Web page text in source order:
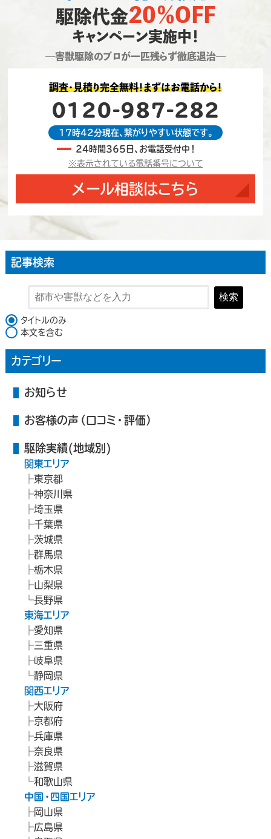
駆除代金20％OFF
キャンペーン実施中！
―害獣駆除のプロが一匹残らず徹底退治―
調査・見積り完全無料！まずはお電話から！
0120-987-282
17時42分現在、繋がりやすい状態です。
24時間365日、お電話受付中！
※表示されている電話番号について
メール相談はこちら
記事検索
検索
検索対象
タイトルのみ
本文を含む
カテゴリー
お知らせ
お客様の声（口コミ・評価）
駆除実績(地域別)
関東エリア
東京都
神奈川県
埼玉県
千葉県
茨城県
群馬県
栃木県
山梨県
長野県
東海エリア
愛知県
三重県
岐阜県
静岡県
関西エリア
大阪府
京都府
兵庫県
奈良県
滋賀県
和歌山県
中国・四国エリア
岡山県
広島県